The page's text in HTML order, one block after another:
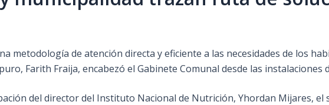
metodología de atención directa y eficiente a las necesidades de los
Farith Fraija, encabezó el Gabinete Comunal desde las instalaciones
del director del Instituto Nacional de Nutrición, Yhordan Mijares,